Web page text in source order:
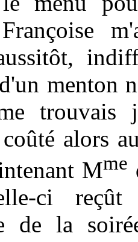
menton
trouvais
alors
Mme
ci reçût
de la